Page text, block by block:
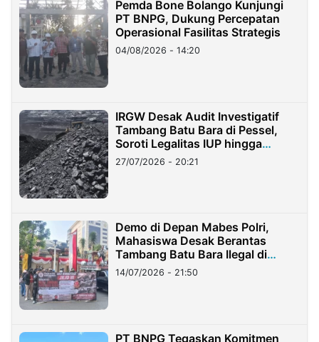
Pemda Bone Bolango Kunjungi
PT BNPG, Dukung Percepatan
Operasional Fasilitas Strategis
04/08/2026 - 14:20
IRGW Desak Audit Investigatif
Tambang Batu Bara di Pessel,
Soroti Legalitas IUP hingga
Stockpile
27/07/2026 - 20:21
Demo di Depan Mabes Polri,
Mahasiswa Desak Berantas
Tambang Batu Bara Ilegal di
Lampung
14/07/2026 - 21:50
PT BNPG Tegaskan Komitmen